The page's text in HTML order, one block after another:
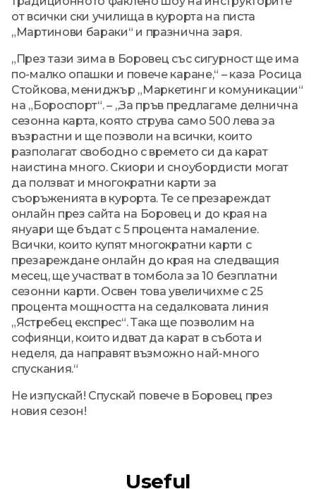
от всички ски училища в курорта на писта
„Мартинови бараки“ и празнична заря.
„През тази зима в Боровец със сигурност ще има
по-малко опашки и повече каране,“ – каза Росица
Стойкова, мениджър „Маркетинг и комуникации“
на „Бороспорт“. – „За пръв предлагаме делнична
сезонна карта, която струва само 500 лева за
възрастни и ще позволи на всички, които
разполагат свободно с времето си да карат
наистина много. Скиори и сноубордисти могат
да ползват и многократни карти за
съоръженията в курорта. Те се презареждат
онлайн през сайта на Боровец и до края на
януари ще бъдат с 5 процента намаление.
Всички, които купят многократни карти с
презареждане онлайн до края на следващия
месец, ще участват в томбола за 10 безплатни
сезонни карти. Освен това увеличихме с 25
процента мощността на седалковата линия
„Ястребец експрес“. Така ще позволим на
софиянци, които идват да карат в събота и
неделя, да направят възможно най-много
спускания.“
Не изпускай! Спускай повече в Боровец през
новия сезон!
Useful